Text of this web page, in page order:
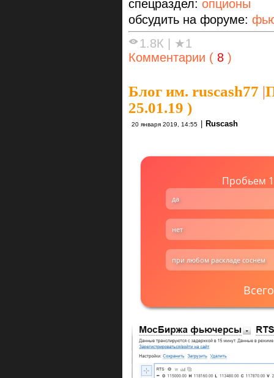
спецраздел: опционы
обсудить на форуме:
1.8К
★1
Комментарии ( 8 )
Блог им. ruscash77 |
25.01.19 )
20 января 2019, 14:55 Ruscash
Пробьем
да
нет
при любом раскладе соснем